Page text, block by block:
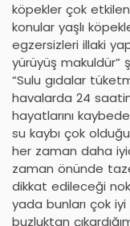
köpekler çok
konular yaşlı
egzersizleri illaki
yürüyüş makuldür”
“Sulu gıdalar
havalarda 24
hayatlarını
su kaybı çok
her zaman daha
zaman önünde
dikkat edileceği
yada bunları çok
buzluktan